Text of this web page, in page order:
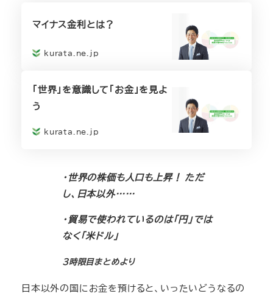
マイナス金利とは？
kurata.ne.jp
「世界」を意識して「お金」を見よ
う
kurata.ne.jp
・世界の株価も人口も上昇！ ただ
し、日本以外……
・貿易で使われているのは「円」では
なく「米ドル」
3時限目まとめより
日本以外の国にお金を預けると、いったいどうなるの